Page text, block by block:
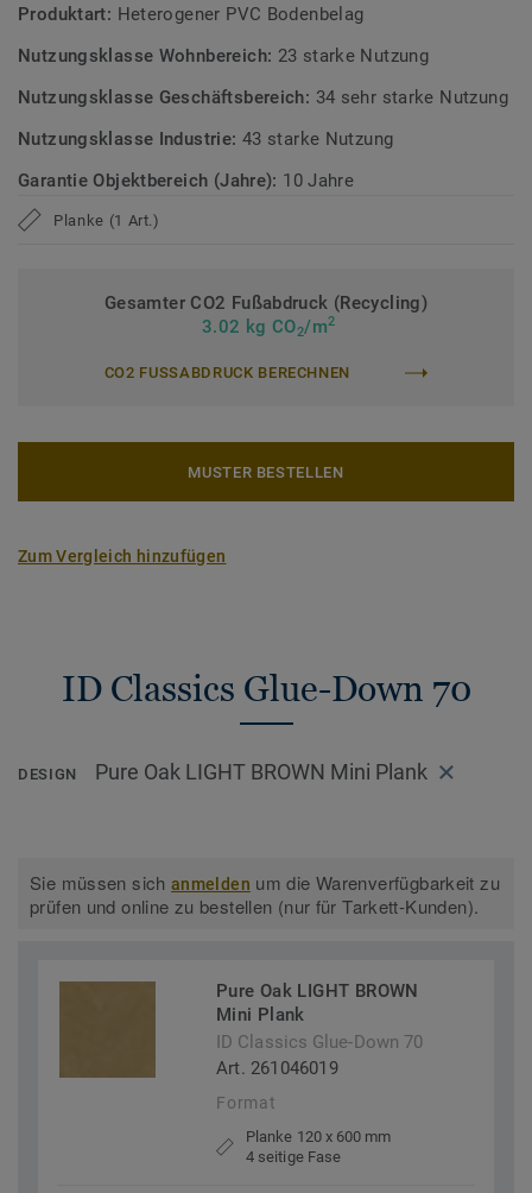
fähig für Rücknahme und Recycling. Phthalatfrei sowie mit
sehr niedrigen VOC-Emissionen gemäß gängigen
>> Erfahren Sie mehr über Tarkett Designböden.
Produktart: Heterogener PVC Bodenbelag
Nutzungsklasse Wohnbereich: 23 starke Nutzung
Nutzungsklasse Geschäftsbereich: 34 sehr starke Nutzung
Nutzungsklasse Industrie: 43 starke Nutzung
Garantie Objektbereich (Jahre): 10 Jahre
Planke (1 Art.)
Gesamter CO2 Fußabdruck (Recycling)
3.02 kg CO2/m2
CO2 FUSSABDRUCK BERECHNEN
MUSTER BESTELLEN
Zum Vergleich hinzufügen
ID Classics Glue-Down 70
DESIGN Pure Oak LIGHT BROWN Mini Plank
Sie müssen sichanmelden um die Warenverfügbarkeit zu
prüfen und online zu bestellen (nur für Tarkett-Kunden).
Pure Oak LIGHT BROWN
Mini Plank
ID Classics Glue-Down 70
Art. 261046019
Format
Planke 120 x 600 mm
4 seitige Fase